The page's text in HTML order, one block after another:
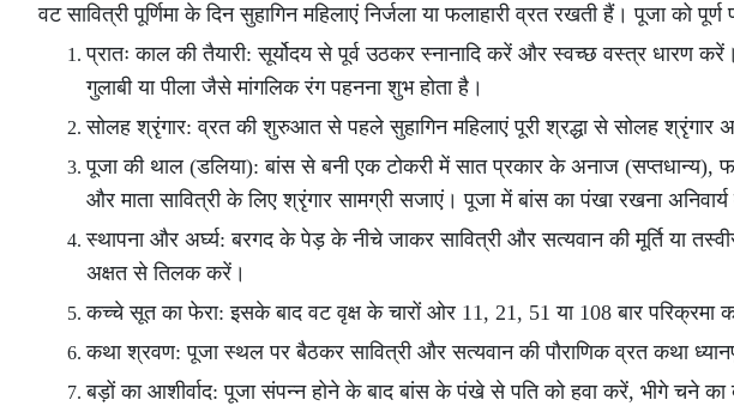
वट सावित्री पूर्णिमा के दिन सुहागिन महिलाएं निर्जला या फलाहारी व्रत रखती हैं। पूजा को
प्रातः काल की तैयारी: सूर्योदय से पूर्व उठकर स्नानादि करें और स्वच्छ वस्त्र धारण
गुलाबी या पीला जैसे मांगलिक रंग पहनना शुभ होता है।
सोलह श्रृंगार: व्रत की शुरुआत से पहले सुहागिन महिलाएं पूरी श्रद्धा से सोलह श्रृंगार
पूजा की थाल (डलिया): बांस से बनी एक टोकरी में सात प्रकार के अनाज
और माता सावित्री के लिए श्रृंगार सामग्री सजाएं। पूजा में बांस का पंखा रखना अनिवार्य
स्थापना और अर्घ्य: बरगद के पेड़ के नीचे जाकर सावित्री और सत्यवान की मूर्ति या
अक्षत से तिलक करें।
कच्चे सूत का फेरा: इसके बाद वट वृक्ष के चारों ओर 11, 21, 51 या 108 बार
कथा श्रवण: पूजा स्थल पर बैठकर सावित्री और सत्यवान की पौराणिक व्रत कथा
बड़ों का आशीर्वाद: पूजा संपन्न होने के बाद बांस के पंखे से पति को हवा करें, भीगे चने का